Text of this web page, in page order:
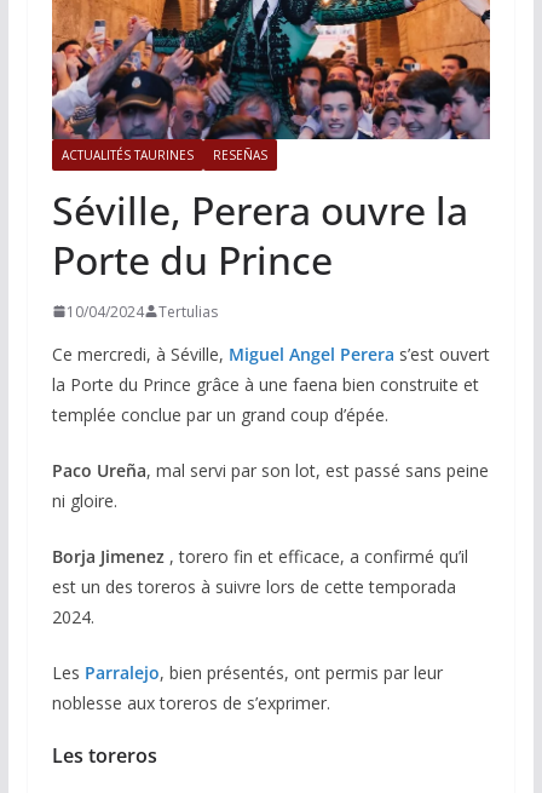
ACTUALITÉS TAURINES RESEÑAS
Séville, Perera ouvre la
Porte du Prince
10/04/2024 Tertulias
Ce mercredi, à Séville, Miguel Angel Perera s’est ouvert
la Porte du Prince grâce à une faena bien construite et
templée conclue par un grand coup d’épée.
Paco Ureña, mal servi par son lot, est passé sans peine
ni gloire.
Borja Jimenez , torero fin et efficace, a confirmé qu’il
est un des toreros à suivre lors de cette temporada
2024.
Les Parralejo, bien présentés, ont permis par leur
noblesse aux toreros de s’exprimer.
Les toreros